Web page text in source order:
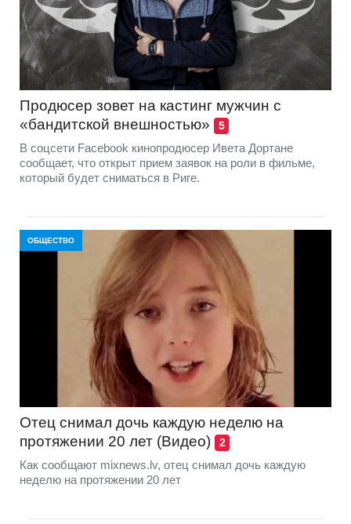
Продюсер зовет на кастинг мужчин с
«бандитской внешностью»
5
В соцсети Facebook кинопродюсер Ивета Дортане
сообщает, что открыт прием заявок на роли в фильме,
который будет сниматься в Риге.
ОБЩЕСТВО
Отец снимал дочь каждую неделю на
протяжении 20 лет (Видео)
2
Как сообщают mixnews.lv, отец снимал дочь каждую
неделю на протяжении 20 лет